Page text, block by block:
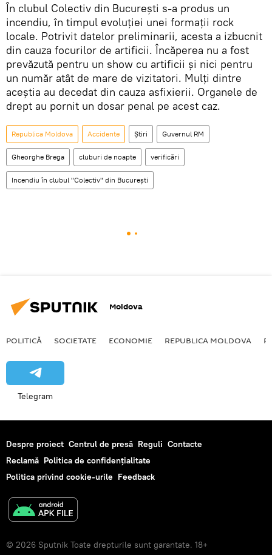
În clubul Colectiv din Bucureşti s-a produs un
incendiu, în timpul evoluţiei unei formaţii rock
locale. Potrivit datelor preliminarii, acesta a izbucnit
din cauza focurilor de artificii. Încăperea nu a fost
prevăzută pentru un show cu artificii şi nici pentru
un număr atât de mare de vizitatori. Mulți dintre
aceştia au decedat din cauza asfixierii. Organele de
drept au pornit un dosar penal pe acest caz.
Republica Moldova Accidente Știri Guvernul RM
Gheorghe Brega cluburi de noapte verificări
Incendiu în clubul "Colectiv" din Bucureşti
Moldova
POLITICĂ SOCIETATE ECONOMIE REPUBLICA MOLDOVA
Telegram
Despre proiect Centrul de presă Reguli Contacte
Reclamă Politica de confidențialitate
Politica privind cookie-urile Feedback
© 2026 Sputnik Toate drepturile sunt garantate. 18+